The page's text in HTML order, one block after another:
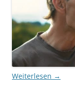
Weiterlesen →